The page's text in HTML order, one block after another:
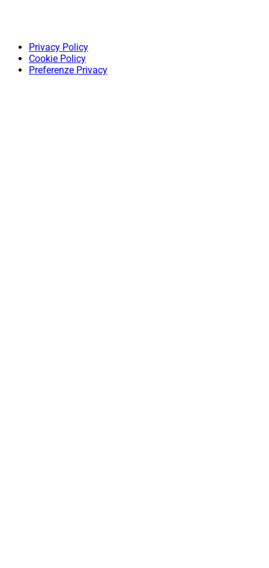
Privacy Policy
Cookie Policy
Preferenze Privacy